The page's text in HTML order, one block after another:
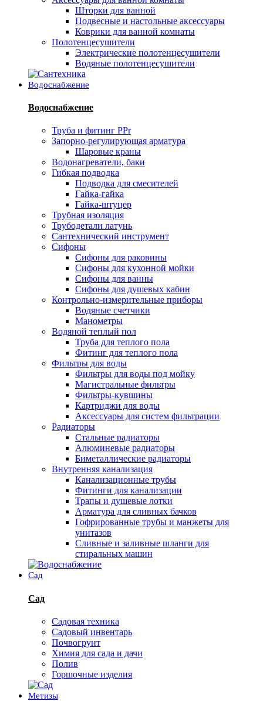
Шторки для ванной
Подвесные и настольные аксессуары
Коврики для ванной комнаты
Полотенцесушители
Электрические полотенцесушители
Водяные полотенцесушители
Водоснабжение
Водоснабжение
Труба и фитинг PPr
Запорно-регулирующая арматура
Шаровые краны
Водонагреватели, баки
Гибкая подводка
Подводка для смесителей
Гайка-гайка
Гайка-штуцер
Трубная изоляция
Трубодетали латунь
Сантехнический инструмент
Сифоны
Сифоны для раковины
Сифоны для кухонной мойки
Сифоны для ванны
Сифоны для душевых кабин
Контрольно-измерительные приборы
Водяные счетчики
Манометры
Водяной теплый пол
Труба для теплого пола
Фитинг для теплого пола
Фильтры для воды
Фильтры для воды под мойку
Магистральные фильтры
Фильтры-кувшины
Картриджи для воды
Аксессуары для систем фильтрации
Радиаторы
Стальные радиаторы
Алюминевые радиаторы
Биметаллические радиаторы
Внутренняя канализация
Канализационные трубы
Фитинги для канализации
Трапы и душевые лотки
Арматура для сливных бачков
Гофрированные трубы и манжеты для
унитазов
Сливные и заливные шланги для
стиральных машин
Сад
Сад
Садовая техника
Садовый инвентарь
Почвогрунт
Химия для сада и дачи
Полив
Горшочные изделия
Метизы